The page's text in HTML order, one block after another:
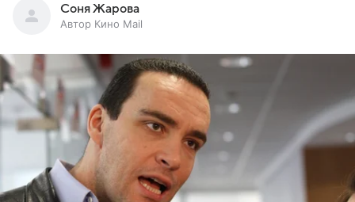
Соня Жарова
Автор Кино Mail